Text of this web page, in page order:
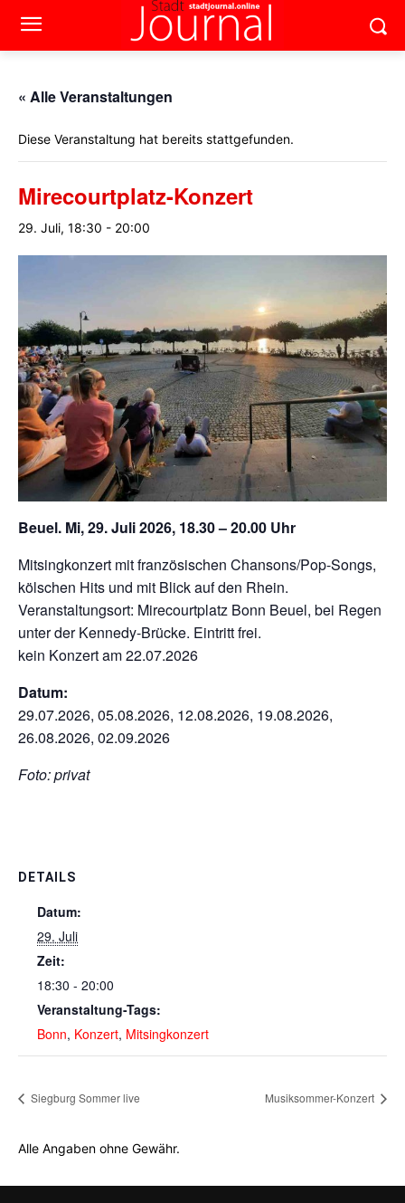
« Alle Veranstaltungen
Diese Veranstaltung hat bereits stattgefunden.
Mirecourtplatz-Konzert
29. Juli, 18:30 - 20:00
Beuel. Mi, 29. Juli 2026, 18.30 – 20.00 Uhr
Mitsingkonzert mit französischen Chansons/Pop-Songs,
kölschen Hits und mit Blick auf den Rhein.
Veranstaltungsort: Mirecourtplatz Bonn Beuel, bei Regen
unter der Kennedy-Brücke. Eintritt frei.
kein Konzert am 22.07.2026
Datum:
29.07.2026, 05.08.2026, 12.08.2026, 19.08.2026,
26.08.2026, 02.09.2026
Foto: privat
DETAILS
Datum:
29. Juli
Zeit:
18:30 - 20:00
Veranstaltung-Tags:
Bonn, Konzert, Mitsingkonzert
Siegburg Sommer live Musiksommer-Konzert
Alle Angaben ohne Gewähr.